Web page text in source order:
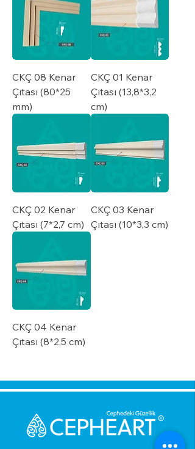
CKÇ 08 Kenar
Çıtası (80*25
mm)
CKÇ 01 Kenar
Çıtası (13,8*3,2
cm)
CKÇ 02 Kenar
Çıtası (7*2,7 cm)
CKÇ 03 Kenar
Çıtası (10*3,3 cm)
CKÇ 04 Kenar
Çıtası (8*2,5 cm)